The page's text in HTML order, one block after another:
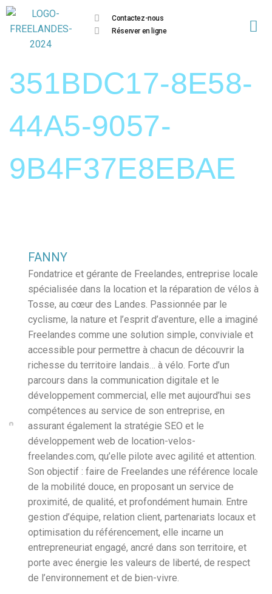
Contactez-nous
Réserver en ligne
351BDC17-8E58-
44A5-9057-
9B4F37E8EBAE
FANNY
Fondatrice et gérante de Freelandes, entreprise locale
spécialisée dans la location et la réparation de vélos à
Tosse, au cœur des Landes. Passionnée par le
cyclisme, la nature et l’esprit d’aventure, elle a imaginé
Freelandes comme une solution simple, conviviale et
accessible pour permettre à chacun de découvrir la
richesse du territoire landais… à vélo. Forte d’un
parcours dans la communication digitale et le
développement commercial, elle met aujourd’hui ses
compétences au service de son entreprise, en
assurant également la stratégie SEO et le
développement web de location-velos-
freelandes.com, qu’elle pilote avec agilité et attention.
Son objectif : faire de Freelandes une référence locale
de la mobilité douce, en proposant un service de
proximité, de qualité, et profondément humain. Entre
gestion d’équipe, relation client, partenariats locaux et
optimisation du référencement, elle incarne un
entrepreneuriat engagé, ancré dans son territoire, et
porte avec énergie les valeurs de liberté, de respect
de l’environnement et de bien-vivre.